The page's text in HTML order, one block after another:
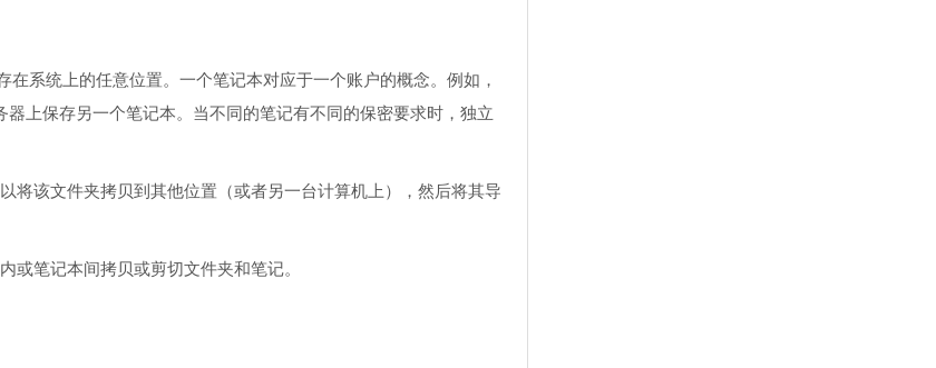
系统上的任意位置。一个笔记本对应于一个账户的概念。例如，
上保存另一个笔记本。当不同的笔记有不同的保密要求时，独立
将该文件夹拷贝到其他位置（或者另一台计算机上），然后将其导
或笔记本间拷贝或剪切文件夹和笔记。